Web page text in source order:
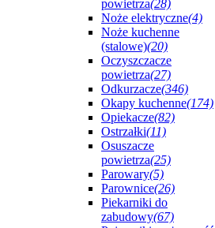
powietrza(28)
Noże elektryczne(4)
Noże kuchenne
(stalowe)(20)
Oczyszczacze
powietrza(27)
Odkurzacze(346)
Okapy kuchenne(174)
Opiekacze(82)
Ostrzałki(11)
Osuszacze
powietrza(25)
Parowary(5)
Parownice(26)
Piekarniki do
zabudowy(67)